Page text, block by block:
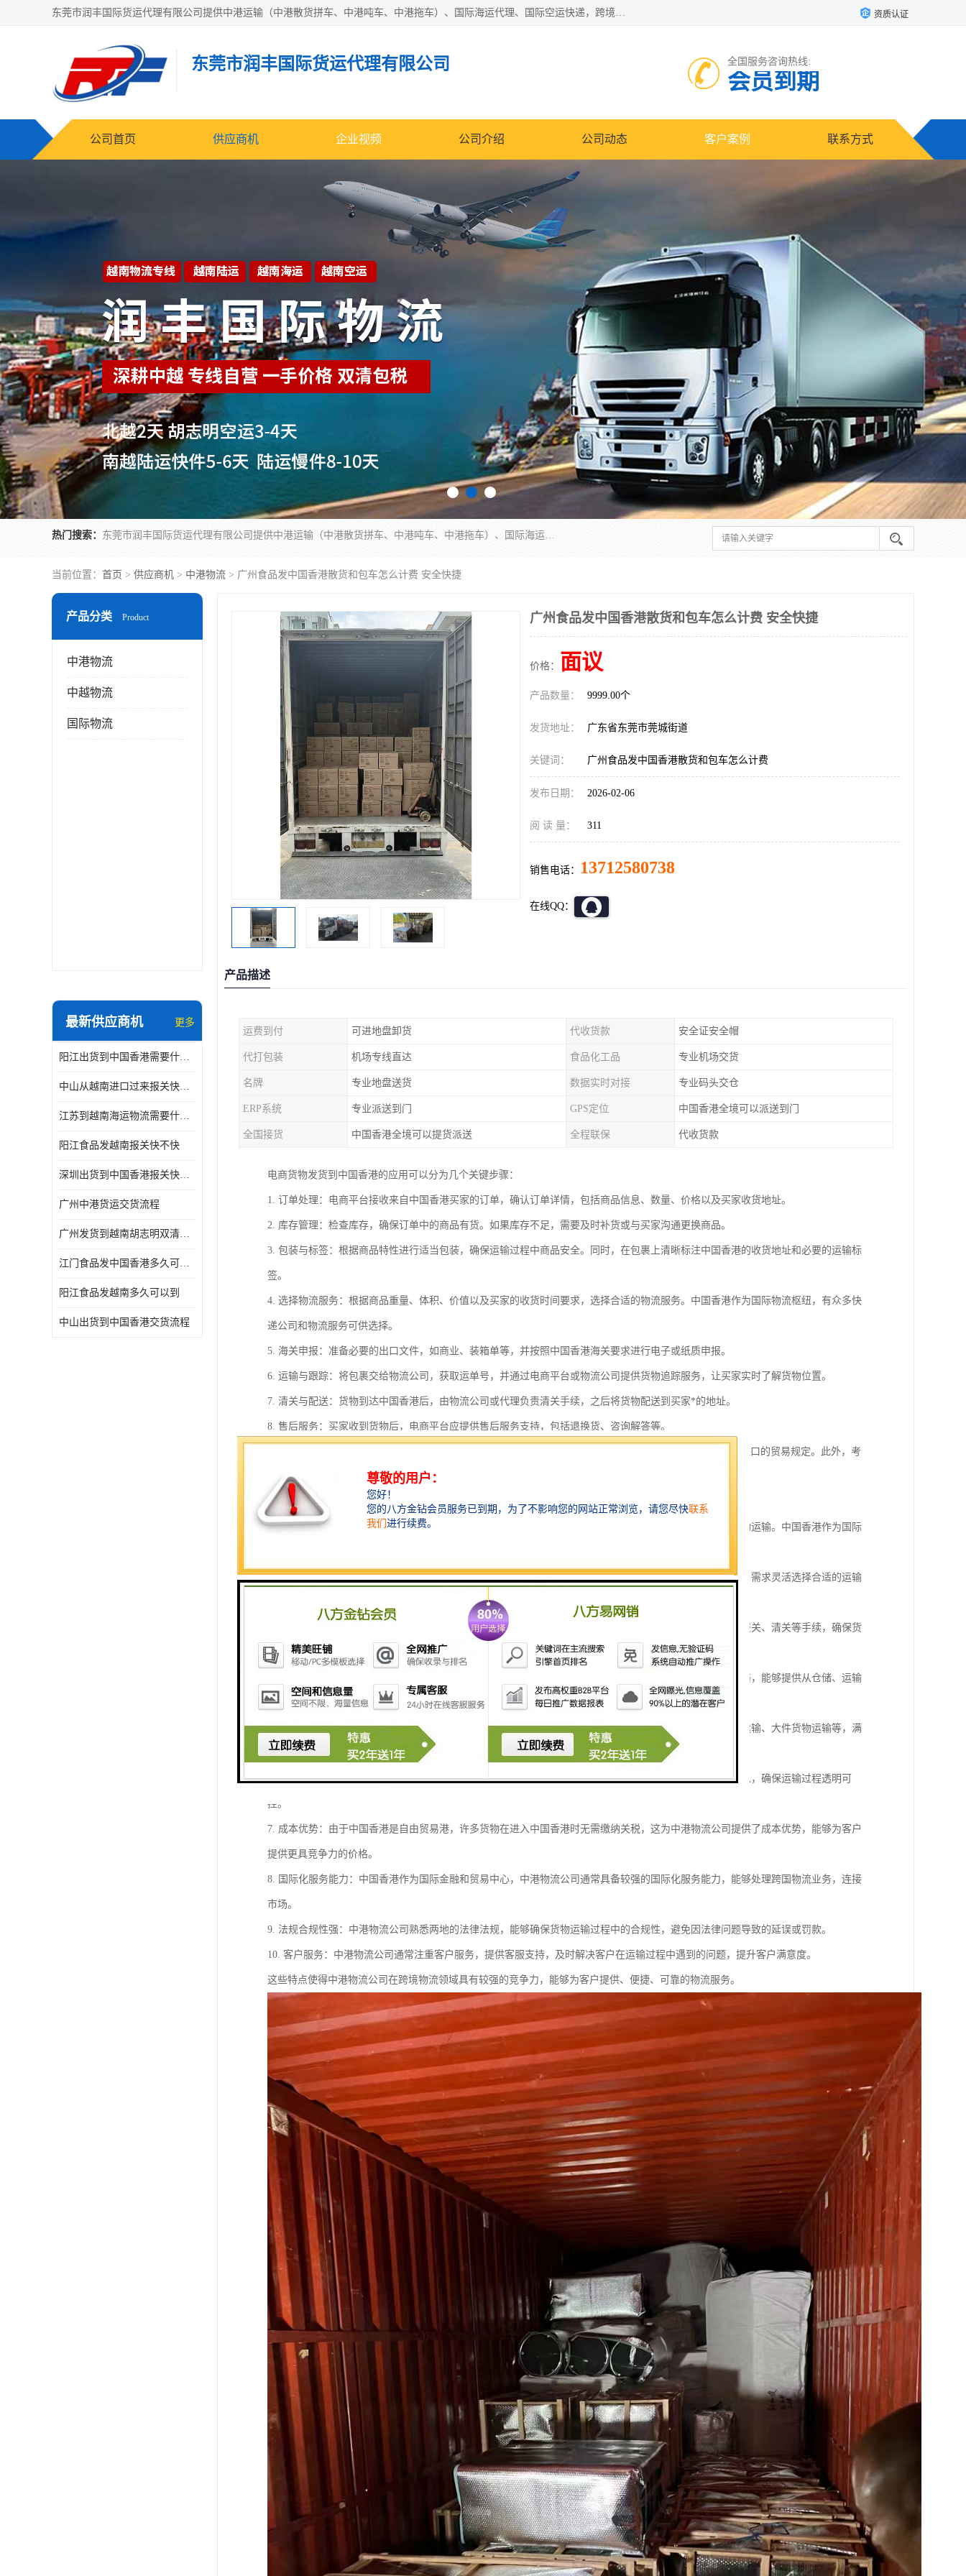
东莞市润丰国际货运代理有限公司提供中港运输（中港散货拼车、中港吨车、中港拖车）、国际海运代理、国际空运快递，跨境电商，亚马逊FBA，国内物流园服务，进出口报关，仓储，提供给客户整套运输解决方案和增值服务 资质认证
东莞市润丰国际货运代理有限公司 全国服务咨询热线:
会员到期
公司首页 供应商机 企业视频 公司介绍 公司动态 客户案例 联系方式
热门搜索： 东莞市润丰国际货运代理有限公司提供中港运输（中港散货拼车、中港吨车、中港拖车）、国际海运代理、国际空运快递，跨境电商，亚马逊FBA，国内物流园服务，进出口报关，仓储，提供给客户整套运输解决方案和增值服务
当前位置： 首页 > 供应商机 > 中港物流 > 广州食品发中国香港散货和包车怎么计费 安全快捷
产品分类 Product
中港物流
中越物流
国际物流
最新供应商机 更多
阳江出货到中国香港需要什么条件 专线直达
中山从越南进口过来报关快不快
江苏到越南海运物流需要什么条件 一步到位
阳江食品发越南报关快不快
深圳出货到中国香港报关快不快 一手货源
广州中港货运交货流程
广州发货到越南胡志明双清需要什么文件
江门食品发中国香港多久可以到 一键发货
阳江食品发越南多久可以到
中山出货到中国香港交货流程
广州食品发中国香港散货和包车怎么计费 安全快捷
价格： 面议
产品数量： 9999.00个
发货地址： 广东省东莞市莞城街道
关键词： 广州食品发中国香港散货和包车怎么计费
发布日期： 2026-02-06
阅 读 量： 311
销售电话： 13712580738
在线QQ：
产品描述
运费到付 可进地盘卸货 代收货款 安全证安全帽
代打包装 机场专线直达 食品化工品 专业机场交货
名牌 专业地盘送货 数据实时对接 专业码头交仓
ERP系统 专业派送到门 GPS定位 中国香港全境可以派送到门
全国接货 中国香港全境可以提货派送 全程联保 代收货款
电商货物发货到中国香港的应用可以分为几个关键步骤：
1. 订单处理：电商平台接收来自中国香港买家的订单，确认订单详情，包括商品信息、数量、价格以及买家收货地址。
2. 库存管理：检查库存，确保订单中的商品有货。如果库存不足，需要及时补货或与买家沟通更换商品。
3. 包装与标签：根据商品特性进行适当包装，确保运输过程中商品安全。同时，在包裹上清晰标注中国香港的收货地址和必要的运输标
签。
4. 选择物流服务：根据商品重量、体积、价值以及买家的收货时间要求，选择合适的物流服务。中国香港作为国际物流枢纽，有众多快
递公司和物流服务可供选择。
5. 海关申报：准备必要的出口文件，如商业、装箱单等，并按照中国香港海关要求进行电子或纸质申报。
6. 运输与跟踪：将包裹交给物流公司，获取运单号，并通过电商平台或物流公司提供货物追踪服务，让买家实时了解货物位置。
7. 清关与配送：货物到达中国香港后，由物流公司或代理负责清关手续，之后将货物配送到买家*的地址。
8. 售后服务：买家收到货物后，电商平台应提供售后服务支持，包括退换货、咨询解答等。
在整个过程中，电商平台需要确保信息流、物流和资金流的顺畅，同时遵守相关的法律法规，特别是出口和进口的贸易规定。此外，考
虑到中国香港的特殊地位，电商平台还需要了解并遵守中国香港特别行政区的相关政策和条例。
中港物流公司具有以下几个显著特点：
1. 地理位置优势：中港物流公司通常位于中国内地与中国香港之间的交通枢纽地带，便于快速连接两地的货物运输。中国香港作为国际
2. 多样化的运输方式：中港物流公司提供多种运输方式，包括海运、空运、陆运以及多式联运，能够根据客户需求灵活选择合适的运输
方案。特别是陆路运输，由于两地距离较近，卡车运输成为主要的运输方式之一。
3. 的通关服务：由于中港两地有不同的关税和贸易政策，物流公司通常具备丰富的通关经验，能够快速处理报关、清关等手续，确保货
物顺利通过海关，减少延误。
4. 完善的物流网络：中港物流公司通常在内地和中国香港都设有仓库和配送中心，形成了覆盖广泛的物流网络，能够提供从仓储、运输
到配送的一站式服务。
5. 定制化服务：根据客户的不同需求，中港物流公司可以提供定制化的物流解决方案，如冷链运输、危险品运输、大件货物运输等，满
足客户的特殊要求。
6. 信息化管理：现代中港物流公司普遍采用的信息化管理系统，能够实时跟踪货物状态，提供准确的物流信息，确保运输过程透明可
控。
7. 成本优势：由于中国香港是自由贸易港，许多货物在进入中国香港时无需缴纳关税，这为中港物流公司提供了成本优势，能够为客户
提供更具竞争力的价格。
8. 国际化服务能力：中国香港作为国际金融和贸易中心，中港物流公司通常具备较强的国际化服务能力，能够处理跨国物流业务，连接
市场。
9. 法规合规性强：中港物流公司熟悉两地的法律法规，能够确保货物运输过程中的合规性，避免因法律问题导致的延误或罚款。
10. 客户服务：中港物流公司通常注重客户服务，提供客服支持，及时解决客户在运输过程中遇到的问题，提升客户满意度。
这些特点使得中港物流公司在跨境物流领域具有较强的竞争力，能够为客户提供、便捷、可靠的物流服务。